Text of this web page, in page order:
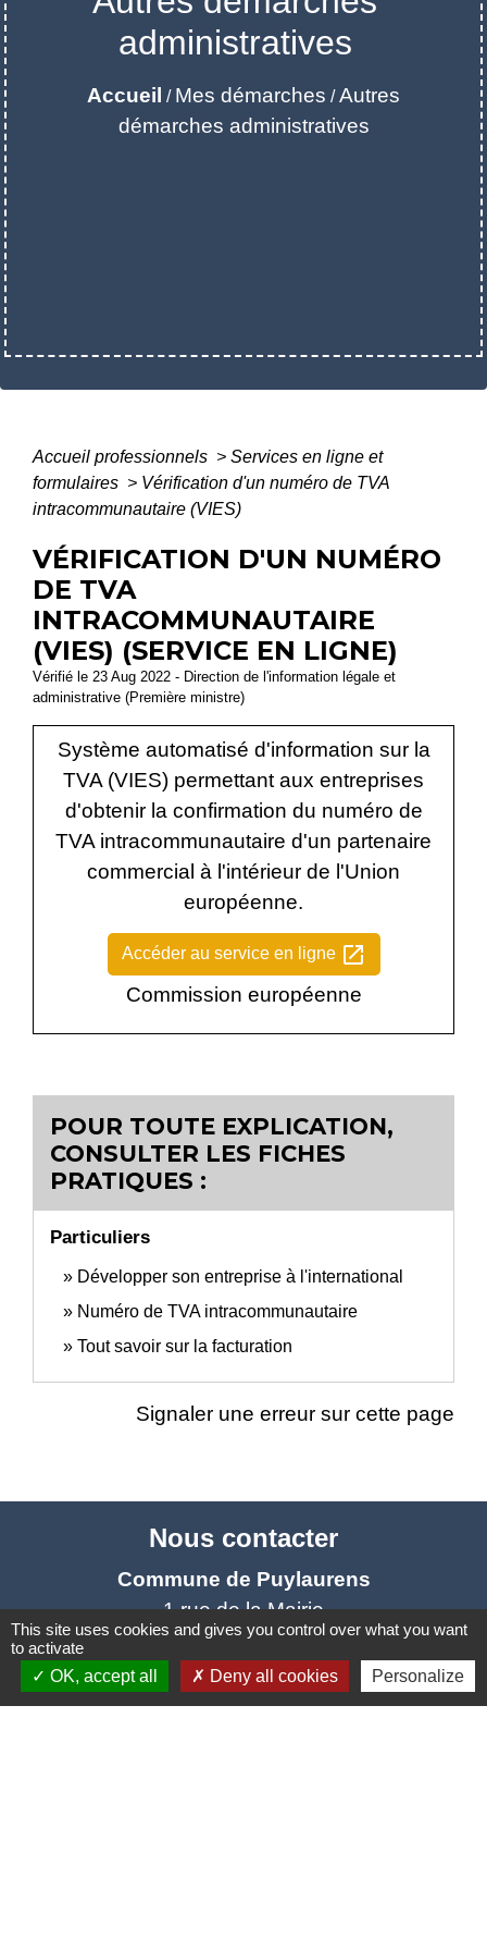
administratives
Accueil / Mes démarches /Autres
démarches administratives
Accueil professionnels > Services en ligne et
formulaires > Vérification d'un numéro de TVA
intracommunautaire (VIES)
VÉRIFICATION D'UN NUMÉRO
DE TVA
INTRACOMMUNAUTAIRE
(VIES) (SERVICE EN LIGNE)
Vérifié le 23 Aug 2022 - Direction de l'information légale et
administrative (Première ministre)
Système automatisé d'information sur la
TVA (VIES) permettant aux entreprises
d'obtenir la confirmation du numéro de
TVA intracommunautaire d'un partenaire
commercial à l'intérieur de l'Union
européenne.
Accéder au service en ligne open_in_new
Commission européenne
POUR TOUTE EXPLICATION,
CONSULTER LES FICHES
PRATIQUES :
Particuliers
Développer son entreprise à l'international
Numéro de TVA intracommunautaire
Tout savoir sur la facturation
Signaler une erreur sur cette page
Nous contacter
Commune de Puylaurens
1 rue de la Mairie
81700 Puylaurens - FRANCE
+33 5 63 75 00 18
Contact par formulaire
This site uses cookies and gives you control over what you want
to activate
OK, accept all
Deny all cookies Personalize